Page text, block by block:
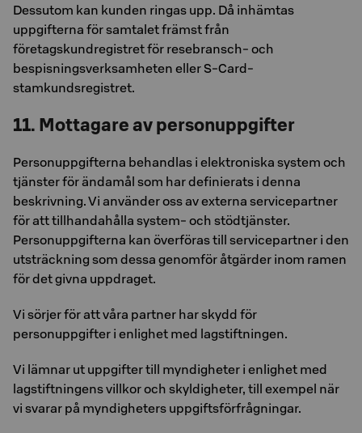
Dessutom kan kunden ringas upp. Då inhämtas
uppgifterna för samtalet främst från
företagskundregistret för resebransch- och
bespisningsverksamheten eller S-Card-
stamkundsregistret.
11. Mottagare av personuppgifter
Personuppgifterna behandlas i elektroniska system och
tjänster för ändamål som har definierats i denna
beskrivning. Vi använder oss av externa servicepartner
för att tillhandahålla system- och stödtjänster.
Personuppgifterna kan överföras till servicepartner i den
utsträckning som dessa genomför åtgärder inom ramen
för det givna uppdraget.
Vi sörjer för att våra partner har skydd för
personuppgifter i enlighet med lagstiftningen.
Vi lämnar ut uppgifter till myndigheter i enlighet med
lagstiftningens villkor och skyldigheter, till exempel när
vi svarar på myndigheters uppgiftsförfrågningar.